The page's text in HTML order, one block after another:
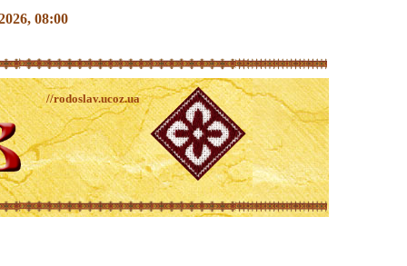
08:00
//rodoslav.ucoz.ua